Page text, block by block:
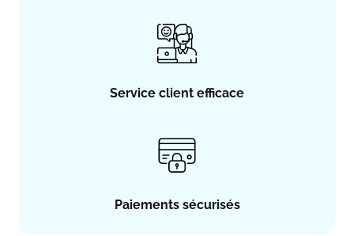
Service client efficace
Paiements sécurisés